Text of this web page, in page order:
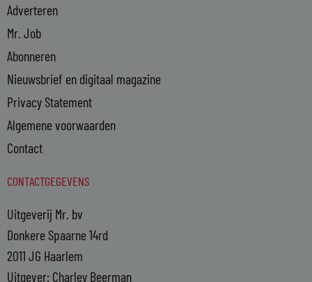
Adverteren
Mr. Job
Abonneren
Nieuwsbrief en digitaal magazine
Privacy Statement
Algemene voorwaarden
Contact
CONTACTGEGEVENS
Uitgeverij Mr. bv
Donkere Spaarne 14rd
2011 JG Haarlem
Uitgever: Charley Beerman